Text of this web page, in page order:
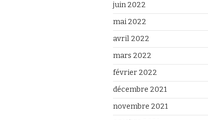
juin 2022
mai 2022
avril 2022
mars 2022
février 2022
décembre 2021
novembre 2021